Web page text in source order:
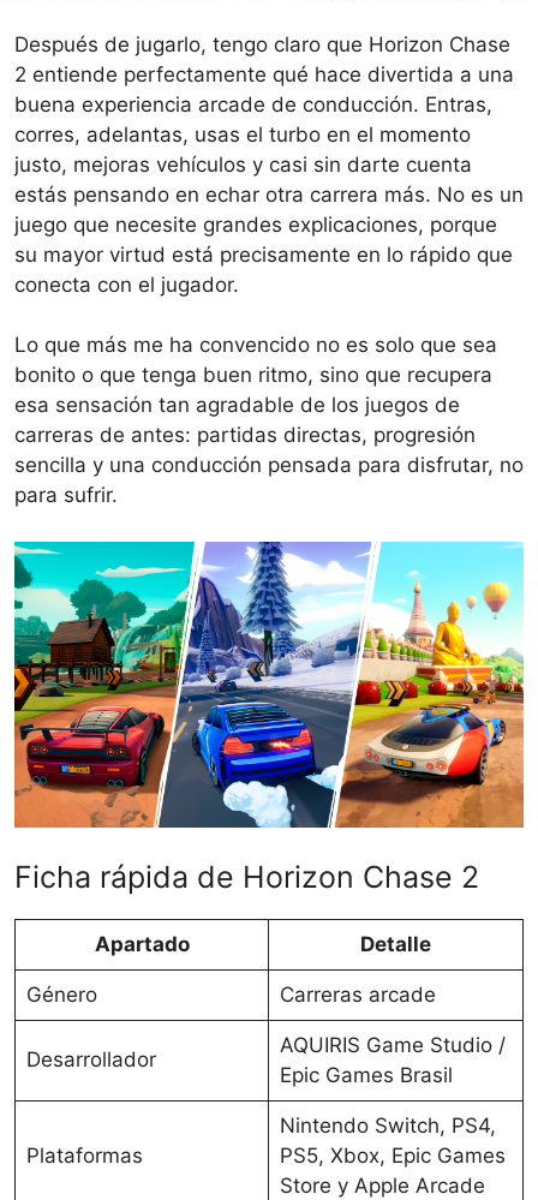
Después de jugarlo, tengo claro que Horizon Chase
2 entiende perfectamente qué hace divertida a una
buena experiencia arcade de conducción. Entras,
corres, adelantas, usas el turbo en el momento
justo, mejoras vehículos y casi sin darte cuenta
estás pensando en echar otra carrera más. No es un
juego que necesite grandes explicaciones, porque
su mayor virtud está precisamente en lo rápido que
conecta con el jugador.
Lo que más me ha convencido no es solo que sea
bonito o que tenga buen ritmo, sino que recupera
esa sensación tan agradable de los juegos de
carreras de antes: partidas directas, progresión
sencilla y una conducción pensada para disfrutar, no
para sufrir.
Ficha rápida de Horizon Chase 2
Apartado Detalle
Género Carreras arcade
Desarrollador
AQUIRIS Game Studio /
Epic Games Brasil
Plataformas
Nintendo Switch, PS4,
PS5, Xbox, Epic Games
Store y Apple Arcade